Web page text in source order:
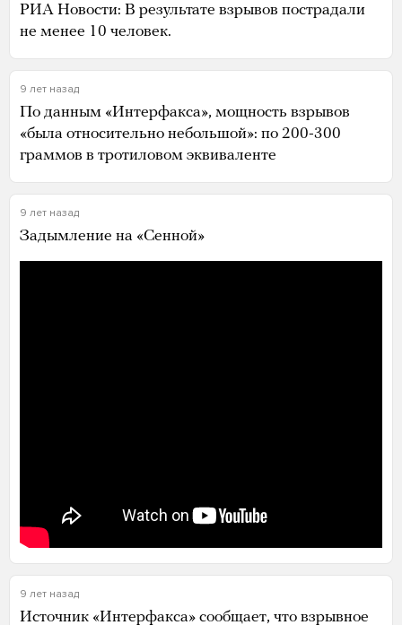
РИА Новости: В результате взрывов пострадали
не менее 10 человек.
9 лет назад
По данным «Интерфакса», мощность взрывов
«была относительно небольшой»: по 200-300
граммов в тротиловом эквиваленте
9 лет назад
Задымление на «Сенной»
9 лет назад
Источник «Интерфакса» сообщает, что взрывное